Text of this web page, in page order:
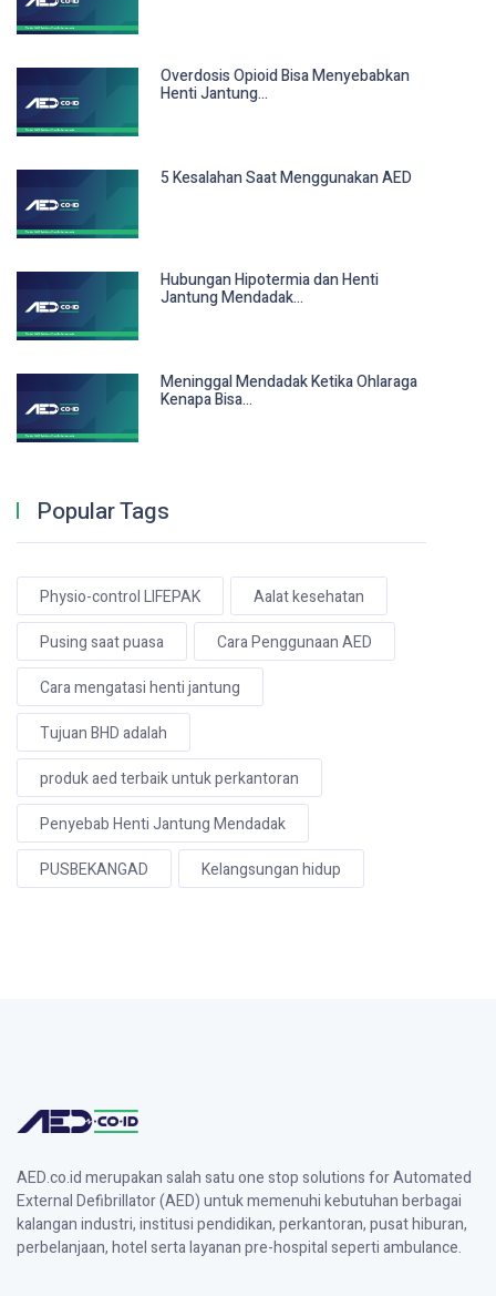
Overdosis Opioid Bisa Menyebabkan
Henti Jantung...
5 Kesalahan Saat Menggunakan AED
Hubungan Hipotermia dan Henti
Jantung Mendadak...
Meninggal Mendadak Ketika Ohlaraga
Kenapa Bisa...
Popular Tags
Physio-control LIFEPAK
Aalat kesehatan
Pusing saat puasa
Cara Penggunaan AED
Cara mengatasi henti jantung
Tujuan BHD adalah
produk aed terbaik untuk perkantoran
Penyebab Henti Jantung Mendadak
PUSBEKANGAD
Kelangsungan hidup
AED.co.id merupakan salah satu one stop solutions for Automated
External Defibrillator (AED) untuk memenuhi kebutuhan berbagai
kalangan industri, institusi pendidikan, perkantoran, pusat hiburan,
perbelanjaan, hotel serta layanan pre-hospital seperti ambulance.